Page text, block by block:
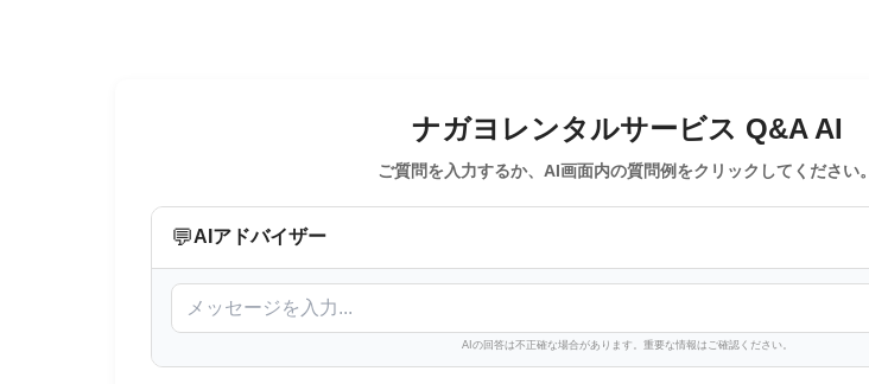
ナガヨレンタルサービス Q&A AI
ご質問を入力するか、AI画面内の質問例をクリックしてください。
💬AIアドバイザー
AIの回答は不正確な場合があります。重要な情報はご確認ください。